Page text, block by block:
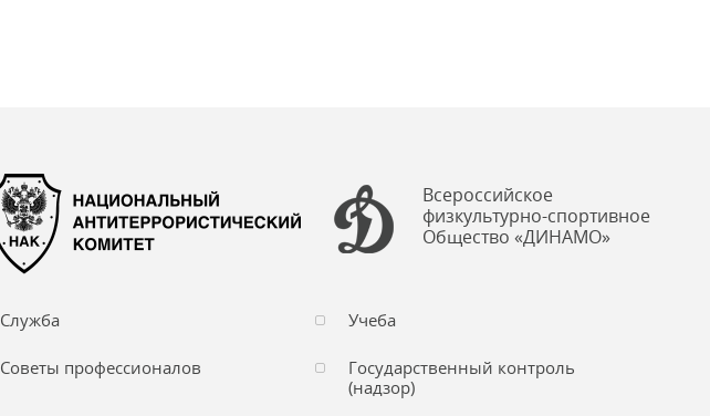
Всероссийское
физкультурно-спортивное
Общество «ДИНАМО»
Служба Учеба
Советы профессионалов
Государственный контроль
(надзор)